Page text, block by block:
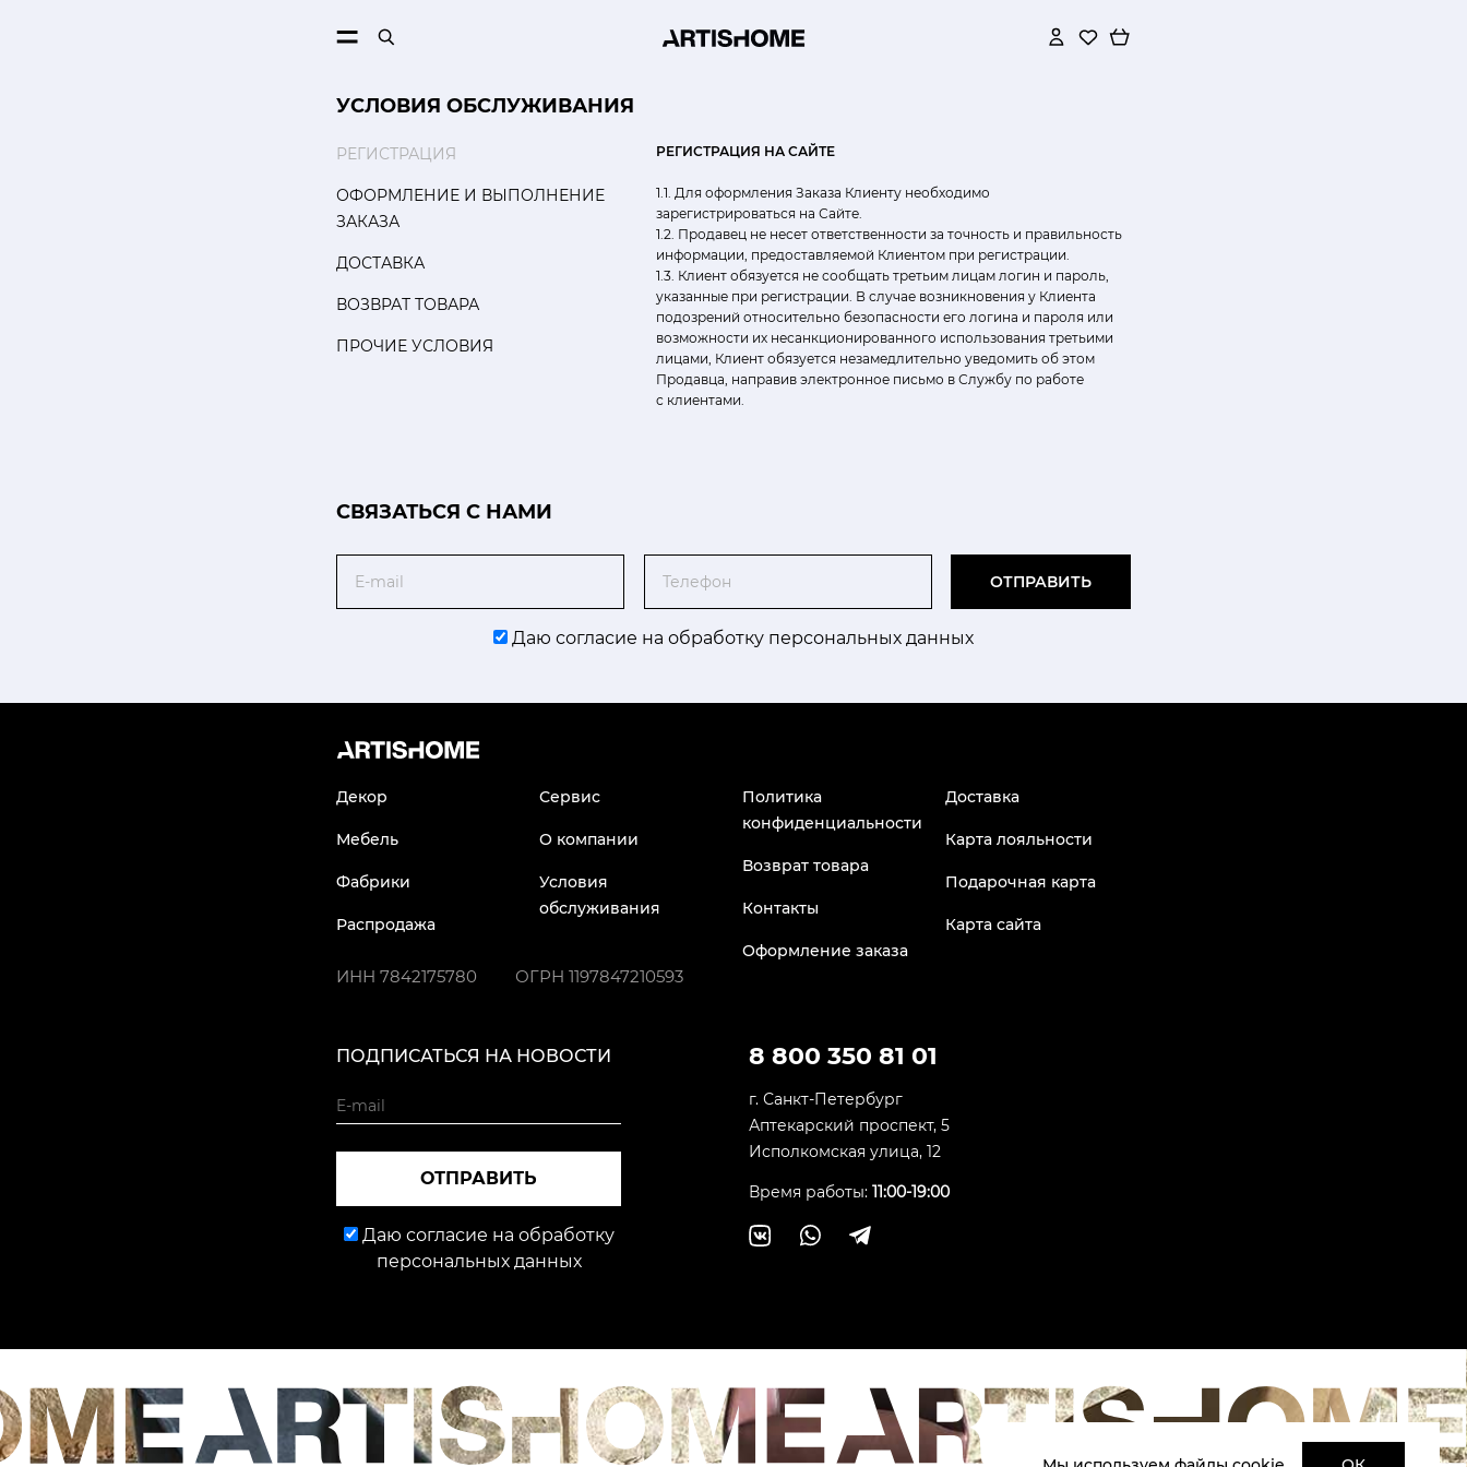
УСЛОВИЯ ОБСЛУЖИВАНИЯ
РЕГИСТРАЦИЯ
ОФОРМЛЕНИЕ И ВЫПОЛНЕНИЕ
ЗАКАЗА
ДОСТАВКА
ВОЗВРАТ ТОВАРА
ПРОЧИЕ УСЛОВИЯ
РЕГИСТРАЦИЯ НА САЙТЕ
1.1. Для оформления Заказа Клиенту необходимо
зарегистрироваться на Сайте.
1.2. Продавец не несет ответственности за точность и правильность
информации, предоставляемой Клиентом при регистрации.
1.3. Клиент обязуется не сообщать третьим лицам логин и пароль,
указанные при регистрации. В случае возникновения у Клиента
подозрений относительно безопасности его логина и пароля или
возможности их несанкционированного использования третьими
лицами, Клиент обязуется незамедлительно уведомить об этом
Продавца, направив электронное письмо в Службу по работе
с клиентами.
CВЯЗАТЬСЯ С НАМИ
ОТПРАВИТЬ
Даю согласие на обработку персональных данных
Декор
Мебель
Фабрики
Распродажа
Сервис
О компании
Условия
обслуживания
Политика
конфиденциальности
Возврат товара
Контакты
Оформление заказа
Доставка
Карта лояльности
Подарочная карта
Карта сайта
ИНН 7842175780 ОГРН 1197847210593
8 800 350 81 01
г. Санкт-Петербург
Аптекарский проспект, 5
Исполкомская улица, 12
Время работы: 11:00-19:00
ПОДПИСАТЬСЯ НА НОВОСТИ
ОТПРАВИТЬ
Даю согласие на обработку
персональных данных